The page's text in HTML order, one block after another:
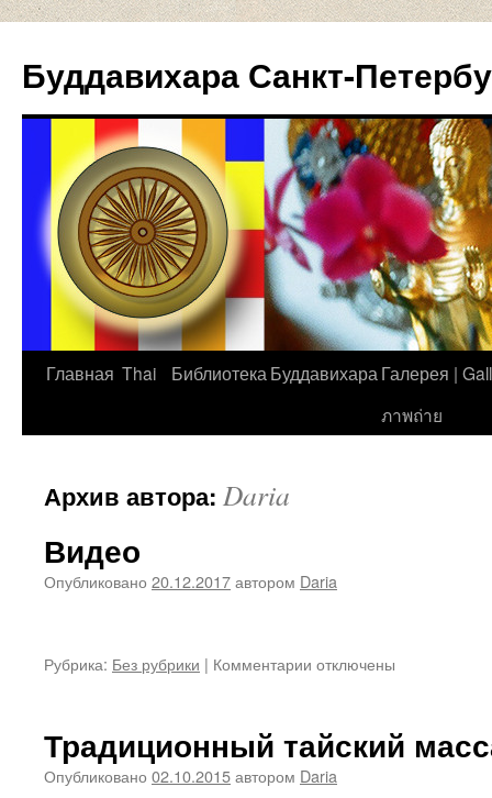
Буддавихара Санкт-
Перейти
Главная Thai Библиотека Буддавихара Галерея |
ภาพถ่าย
Архив автора: Daria
Видео
Опубликовано 20.12.2017автором Daria
Рубрика: Без рубрики | Комментарии котключены
Традиционный тайский
Опубликовано 02.10.2015автором Daria